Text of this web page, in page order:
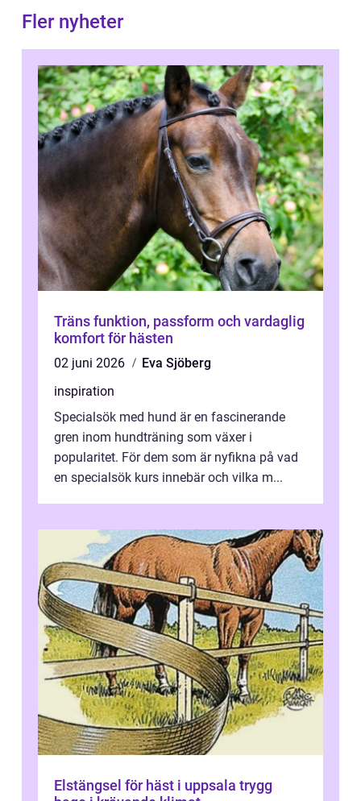
Fler nyheter
Träns funktion, passform och vardaglig
komfort för hästen
02 juni 2026
Eva Sjöberg
inspiration
Specialsök med hund är en fascinerande
gren inom hundträning som växer i
popularitet. För dem som är nyfikna på vad
en specialsök kurs innebär och vilka m...
Elstängsel för häst i uppsala trygg